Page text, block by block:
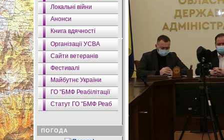
Локальні війни
Анонси
Книга вдячності
Організації УСВА
Сайти ветеранів
Фестивалі
Майбутнє України
ГО "БМФ Реабілітації
Статут ГО "БМФ Реаб
ПОГОДА